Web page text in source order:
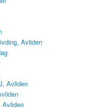
Avliden
Avliden
Avliden